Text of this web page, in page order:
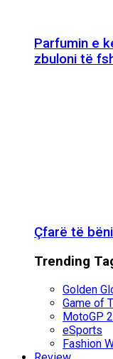
Parfumin e
zbuloni të
Çfarë të
Trending
Golden
Game of
MotoGP
eSports
Fashion